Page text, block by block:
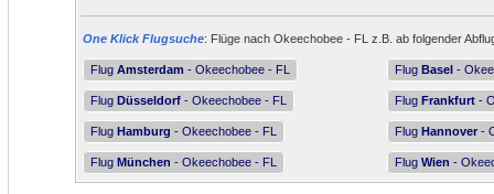
One Klick Flugsuche: Flüge nach Okeechobee - FL z.B. ab folgender
Flug Amsterdam - Okeechobee - FL Flug Basel -
Flug Düsseldorf - Okeechobee - FL Flug Frankfurt -
Flug Hamburg - Okeechobee - FL Flug Hannover -
Flug München - Okeechobee - FL Flug Wien -